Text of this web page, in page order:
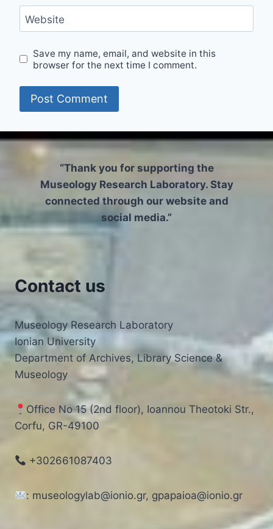
Website
Save my name, email, and website in this
browser for the next time I comment.
“Thank you for supporting the
Museology Research Laboratory. Stay
connected through our website and
social media.”
Contact us
Museology Research Laboratory
Ionian University
Department of Archives, Library Science &
Museology
Office No 15 (2nd floor), Ioannou Theotoki Str.,
Corfu, GR-49100
+302661087403
: museologylab@ionio.gr, gpapaioa@ionio.gr